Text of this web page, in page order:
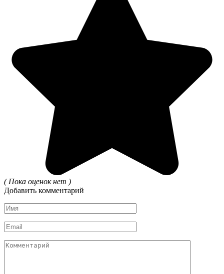
( Пока оценок нет )
Добавить комментарий
Имя
*
Email
*
Комментарий